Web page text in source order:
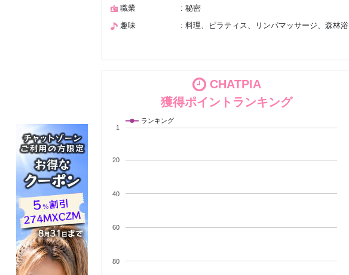
職業
: 秘密
趣味
: 料理、ピラティス、リンパマッサージ、森林浴
CHATPIA
獲得ポイントランキング
ランキング
1
20
40
60
80